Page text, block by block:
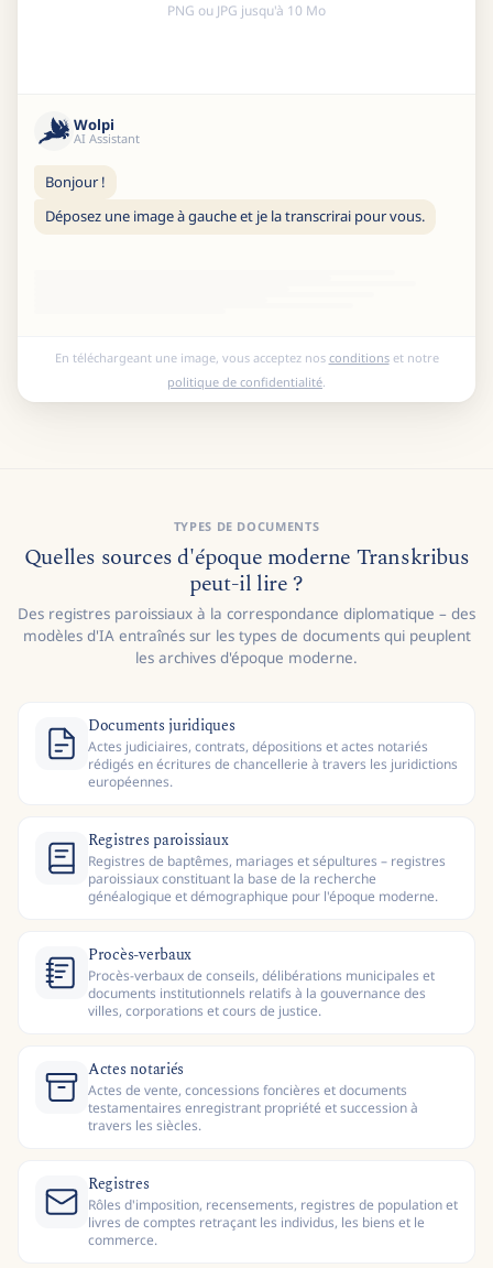
PNG ou JPG jusqu'à 10 Mo
Wolpi
AI Assistant
Bonjour !
Déposez une image à gauche et je la transcrirai pour vous.
En téléchargeant une image, vous acceptez nos conditionset notre
politique de confidentialité
TYPES DE DOCUMENTS
Quelles sources d'époque moderne Transkribus
peut-il lire ?
Des registres paroissiaux à la correspondance diplomatique – des
modèles d'IA entraînés sur les types de documents qui peuplent
les archives d'époque moderne.
Documents juridiques
Actes judiciaires, contrats, dépositions et actes notariés
rédigés en écritures de chancellerie à travers les juridictions
européennes.
Registres paroissiaux
Registres de baptêmes, mariages et sépultures – registres
paroissiaux constituant la base de la recherche
généalogique et démographique pour l'époque moderne.
Procès-verbaux
Procès-verbaux de conseils, délibérations municipales et
documents institutionnels relatifs à la gouvernance des
villes, corporations et cours de justice.
Actes notariés
Actes de vente, concessions foncières et documents
testamentaires enregistrant propriété et succession à
travers les siècles.
Registres
Rôles d'imposition, recensements, registres de population et
livres de comptes retraçant les individus, les biens et le
commerce.